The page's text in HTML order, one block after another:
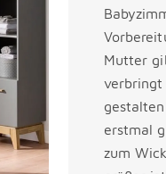
Mutter
erstmal
zum